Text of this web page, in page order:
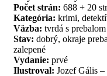
Počet strán: 688 + 20
Kategória: krimi,
Väzba: tvrdá s prebalom
Stav: dobrý, okraje
zalepené
Vydanie: prvé
Ilustroval: Jozef Gális –